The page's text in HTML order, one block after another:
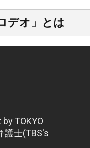
デオ」とは